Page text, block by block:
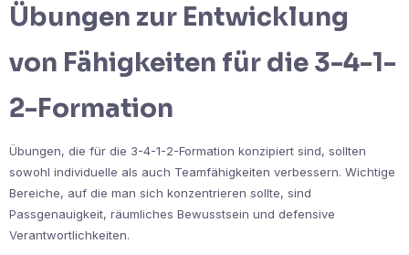
Übungen zur Entwicklung
von Fähigkeiten für die 3-4-1-
2-Formation
Übungen, die für die 3-4-1-2-Formation konzipiert sind, sollten
sowohl individuelle als auch Teamfähigkeiten verbessern. Wichtige
Bereiche, auf die man sich konzentrieren sollte, sind
Passgenauigkeit, räumliches Bewusstsein und defensive
Verantwortlichkeiten.